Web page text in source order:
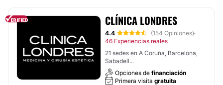
CLÍNICA LONDRES
4.4 (154 Opiniones)·
46 Experiencias reales
21 sedes en A Coruña, Barcelona,
Sabadell...
Opciones de financiación
Primera visita gratuita